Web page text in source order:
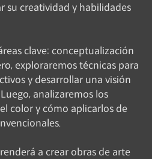
su creatividad y habilidades
clave: conceptualización
exploraremos técnicas para
y desarrollar una visión
analizaremos los
color y cómo aplicarlos de
a crear obras de arte